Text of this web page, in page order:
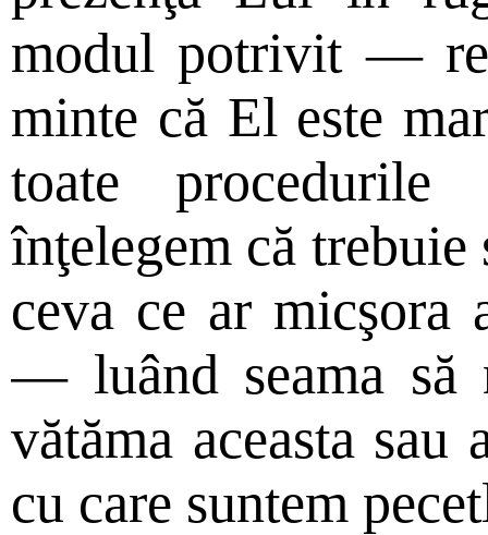
modul potrivit —
minte că El este
toate
înţelegem că
ceva ce ar micşora
— luând seama să
vătăma aceasta
cu care suntem